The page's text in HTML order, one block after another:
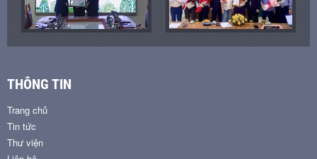
THÔNG TIN
Trang chủ
Tin tức
Thư viện